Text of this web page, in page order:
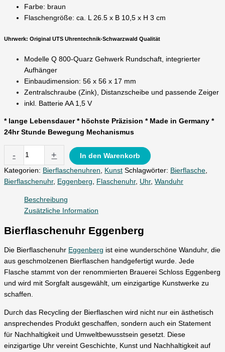
Farbe: braun
Flaschengröße: ca. L 26.5 x B 10,5 x H 3 cm
Uhrwerk: Original UTS Uhrentechnik-Schwarzwald Qualität
Modelle Q 800-Quarz Gehwerk Rundschaft, integrierter
Aufhänger
Einbaudimension: 56 x 56 x 17 mm
Zentralschraube (Zink), Distanzscheibe und passende Zeiger
inkl. Batterie AA 1,5 V
* lange Lebensdauer * höchste Präzision * Made in Germany *
24hr Stunde Bewegung Mechanismus
- +
In den Warenkorb
Kategorien: Bierflaschenuhren, Kunst Schlagwörter: Bierflasche,
Bierflaschenuhr, Eggenberg, Flaschenuhr, Uhr, Wanduhr
Beschreibung
Zusätzliche Information
Bierflaschenuhr Eggenberg
Die Bierflaschenuhr Eggenberg ist eine wunderschöne Wanduhr, die
aus geschmolzenen Bierflaschen handgefertigt wurde. Jede
Flasche stammt von der renommierten Brauerei Schloss Eggenberg
und wird mit Sorgfalt ausgewählt, um einzigartige Kunstwerke zu
schaffen.
Durch das Recycling der Bierflaschen wird nicht nur ein ästhetisch
ansprechendes Produkt geschaffen, sondern auch ein Statement
für Nachhaltigkeit und Umweltbewusstsein gesetzt. Diese
einzigartige Uhr vereint Geschichte, Kunst und Nachhaltigkeit auf